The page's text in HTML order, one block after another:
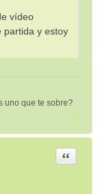
vídeo
partida y estoy
uno que te sobre?
Citar